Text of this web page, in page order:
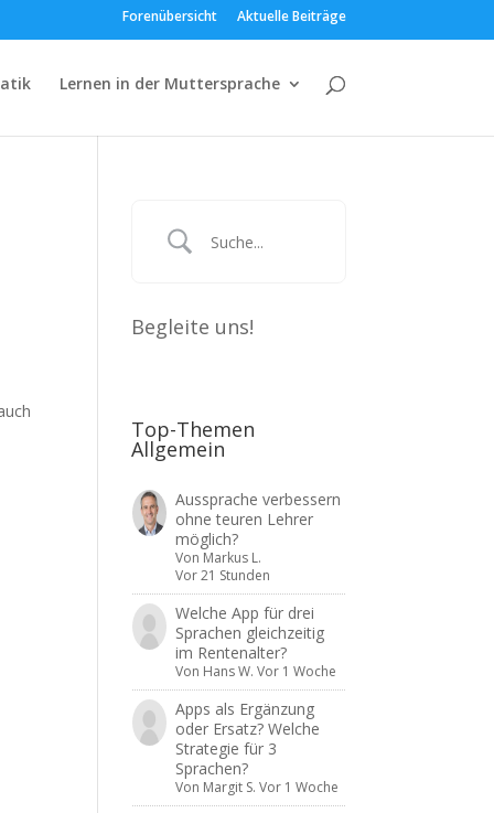
Forenübersicht Aktuelle Beiträge
Lernen in der Muttersprache
Begleite uns!
Top-Themen
Allgemein
Aussprache verbessern
ohne teuren Lehrer
möglich?
Von Markus L.
Vor 21 Stunden
Welche App für drei
Sprachen gleichzeitig
im Rentenalter?
Von Hans W. Vor 1 Woche
Apps als Ergänzung
oder Ersatz? Welche
Strategie für 3
Sprachen?
Von Margit S. Vor 1 Woche